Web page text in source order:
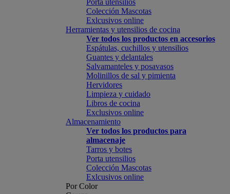
Porta utensilios
Colección Mascotas
Exlcusivos online
Herramientas y utensilios de cocina
Ver todos los productos en accesorios
Espátulas, cuchillos y utensilios
Guantes y delantales
Salvamanteles y posavasos
Molinillos de sal y pimienta
Hervidores
Limpieza y cuidado
Libros de cocina
Exclusivos online
Almacenamiento
Ver todos los productos para
almacenaje
Tarros y botes
Porta utensilios
Colección Mascotas
Exlcusivos online
Por Color